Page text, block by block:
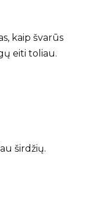
kaip švarūs
eiti toliau.
širdžių.